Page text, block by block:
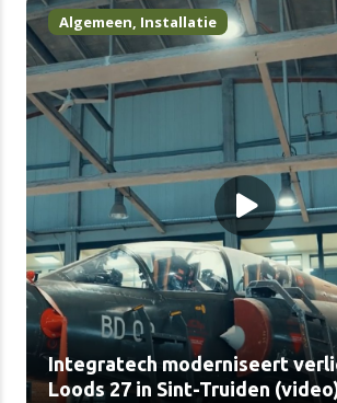
Algemeen Installatie
Integratech moderniseert
Loods 27 in Sint-Truiden